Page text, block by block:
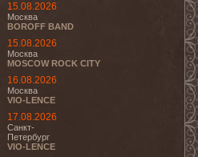
15.08.2026
Москва
BOROFF BAND
15.08.2026
Москва
MOSCOW ROCK CITY
16.08.2026
Москва
VIO-LENCE
17.08.2026
Санкт-
Петербург
VIO-LENCE